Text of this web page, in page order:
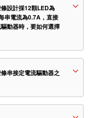
設計採12顆LED為
串電流為0.7A，直接
動器時，要如何選擇
串接定電流驅動器之